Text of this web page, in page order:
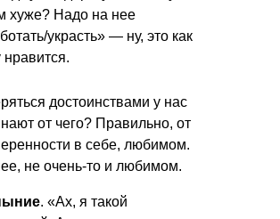
хуже? Надо на нее
украсть» — ну, это как
нравится.
достоинствами у нас
от чего? Правильно, от
в себе, любимом.
не очень-то и любимом.
. «Ах, я такой